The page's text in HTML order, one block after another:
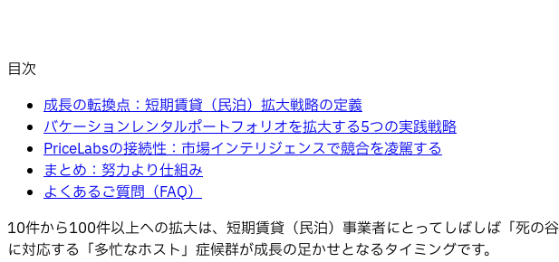
目次
成長の転換点：短期賃貸（民泊）拡大戦略の定義
バケーションレンタルポートフォリオを拡大する5つの実践戦略
PriceLabsの接続性：市場インテリジェンスで競合を凌駕する
まとめ：努力より仕組み
よくあるご質問（FAQ）
10件から100件以上への拡大は、短期賃貸（民泊）事業者にとってしばしば「死
に対応する「多忙なホスト」症候群が成長の足かせとなるタイミングです。